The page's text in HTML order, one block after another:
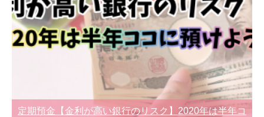
定期預金【金利が高い銀行のリスク】2020年は半年コ